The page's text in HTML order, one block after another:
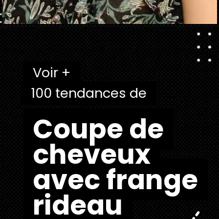
Ouverture
Coupe de
cheveux
avec frange
rideau
Coupe de
cheveux
avec frange
rideau
Voir +
Voir +
100 tendances de
100 tendances de